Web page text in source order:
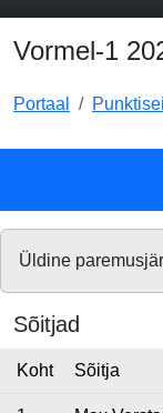
Vormel-1
Portaal
Üldine
Sõitjad
Koht Sõitja